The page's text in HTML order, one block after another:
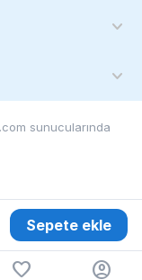
Sepete ekle
sunucularında